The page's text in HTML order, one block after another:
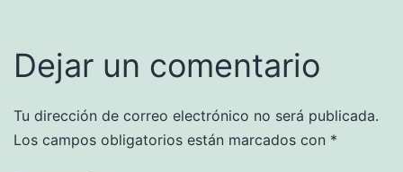
Dejar un comentario
Tu dirección de correo electrónico no será publicada.
Los campos obligatorios están marcados con *